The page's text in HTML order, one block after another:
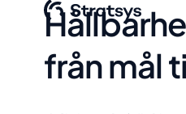
från mål